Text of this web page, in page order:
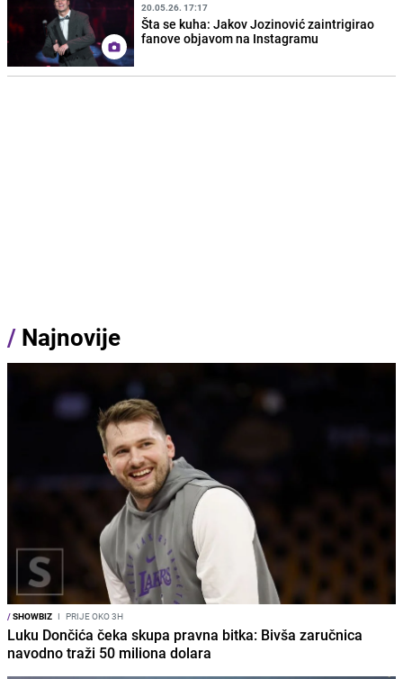
20.05.26. 17:17
Šta se kuha: Jakov Jozinović zaintrigirao
fanove objavom na Instagramu
/ Najnovije
/SHOWBIZ I PRIJE OKO 3H
Luku Dončića čeka skupa pravna bitka: Bivša zaručnica
navodno traži 50 miliona dolara